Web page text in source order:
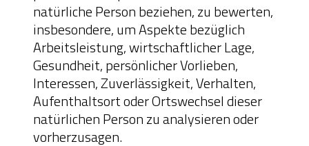
natürliche Person beziehen, zu bewerten,
insbesondere, um Aspekte bezüglich
Arbeitsleistung, wirtschaftlicher Lage,
Gesundheit, persönlicher Vorlieben,
Interessen, Zuverlässigkeit, Verhalten,
Aufenthaltsort oder Ortswechsel dieser
natürlichen Person zu analysieren oder
vorherzusagen.